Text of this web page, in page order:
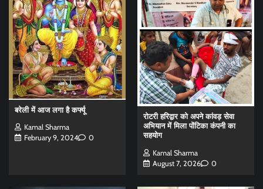
बरेली में आज लगा है कर्फ्यू
Kamal Sharma
February 9, 2024
0
रोटरी हरिद्वार को अपने कांवड़ सेवा
अभियान में मिला पोंटिका कंपनी का
सहयोग
Kamal Sharma
August 7, 2026
0